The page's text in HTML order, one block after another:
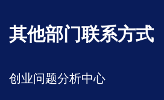
其他部门联系方式
创业问题分析中心